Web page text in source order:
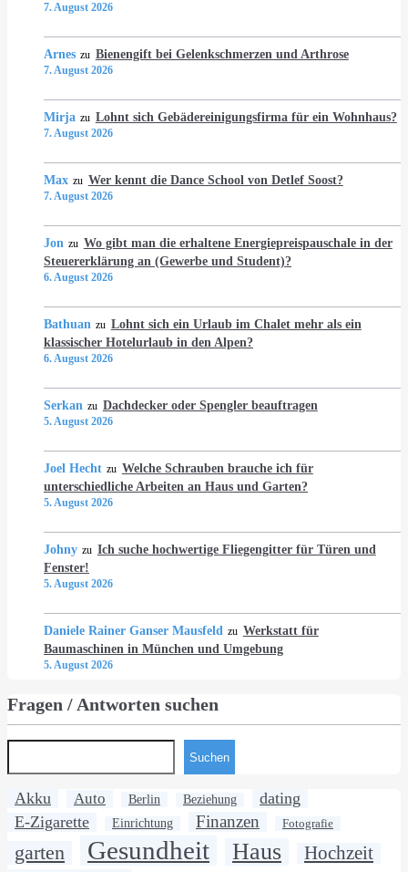
7. August 2026
Arnes zu Bienengift bei Gelenkschmerzen und Arthrose
7. August 2026
Mirja zu Lohnt sich Gebädereinigungsfirma für ein Wohnhaus?
7. August 2026
Max zu Wer kennt die Dance School von Detlef Soost?
7. August 2026
Jon zu Wo gibt man die erhaltene Energiepreispauschale in der
Steuererklärung an (Gewerbe und Student)?
6. August 2026
Bathuan zu Lohnt sich ein Urlaub im Chalet mehr als ein
klassischer Hotelurlaub in den Alpen?
6. August 2026
Serkan zu Dachdecker oder Spengler beauftragen
5. August 2026
Joel Hecht zu Welche Schrauben brauche ich für
unterschiedliche Arbeiten an Haus und Garten?
5. August 2026
Johny zu Ich suche hochwertige Fliegengitter für Türen und
Fenster!
5. August 2026
Daniele Rainer Ganser Mausfeld zu Werkstatt für
Baumaschinen in München und Umgebung
5. August 2026
Fragen / Antworten suchen
Suchen
Akku Auto Berlin Beziehung
dating
E-Zigarette
Einrichtung Finanzen Fotografie
garten Gesundheit Haus Hochzeit